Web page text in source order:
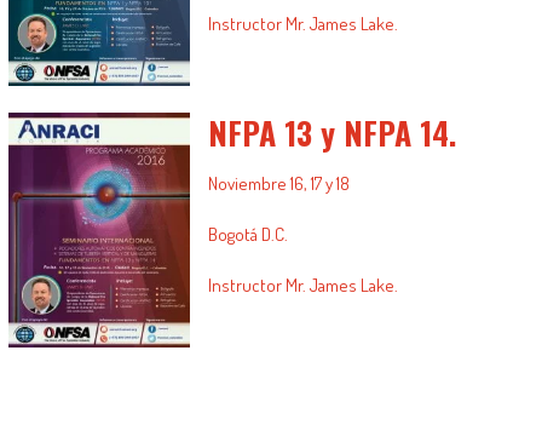
Instructor Mr. James Lake.
NFPA 13 y NFPA 14.
Noviembre 16, 17 y 18
Bogotá D.C.
Instructor Mr. James Lake.